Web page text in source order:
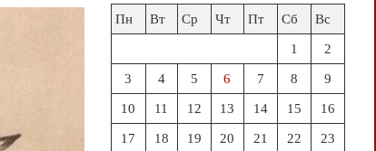
Пн
Вт Ср Чт Пт Сб Вс
1 2
3 4 5 6 7 8 9
10 11 12 13 14 15 16
17 18 19 20 21 22 23